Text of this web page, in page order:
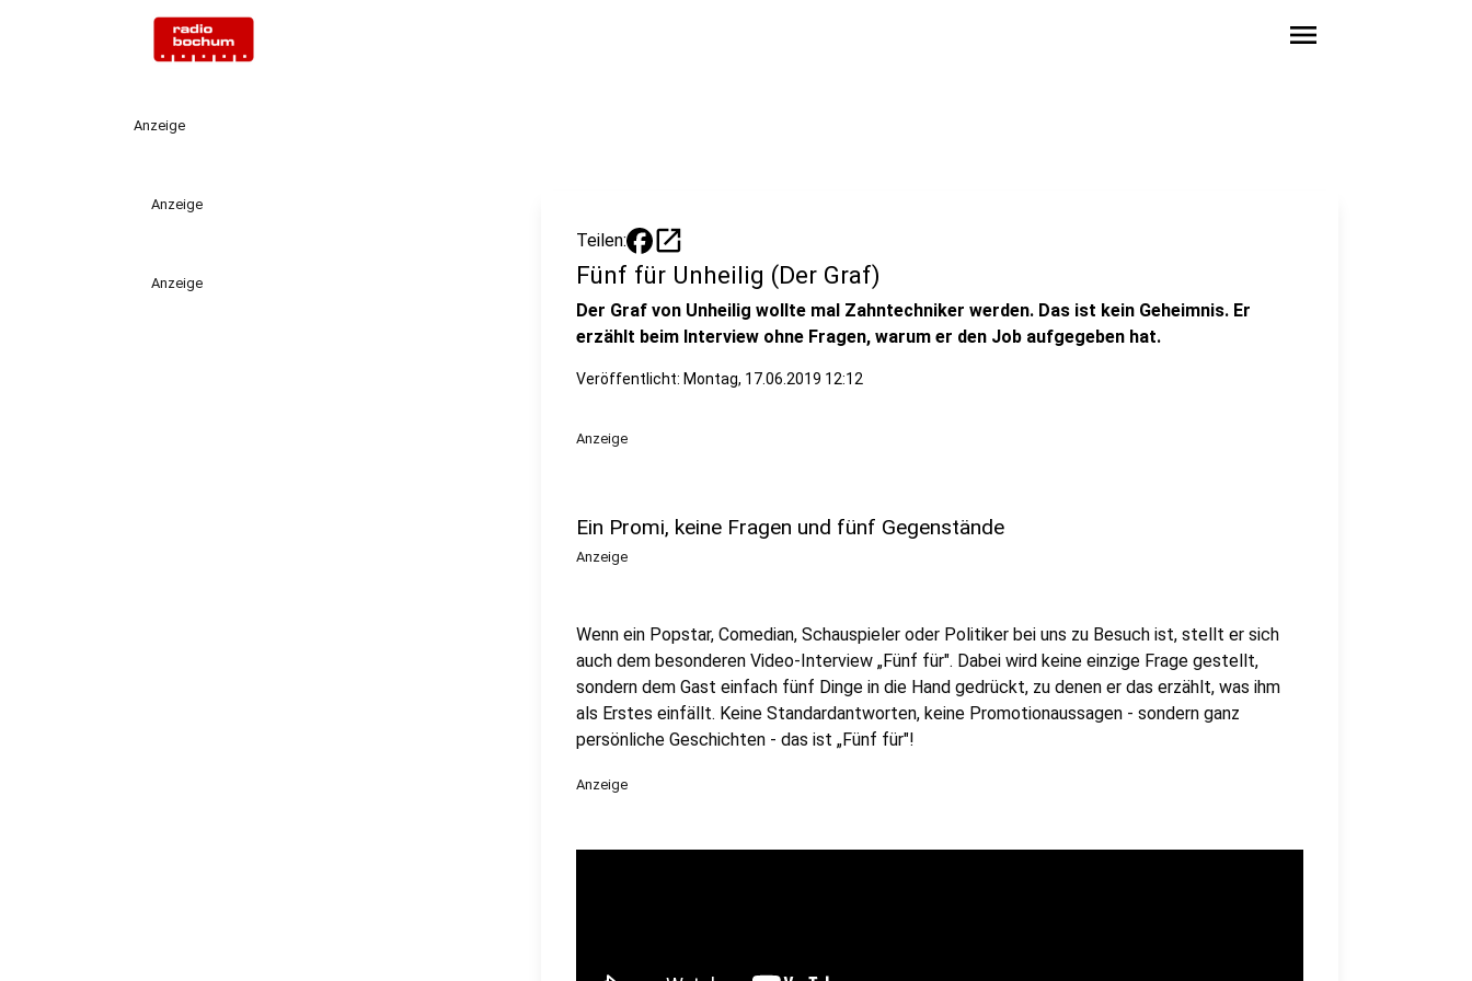
menu
Anzeige
Anzeige
Anzeige
Teilen: open_in_new
Fünf für Unheilig (Der Graf)
Der Graf von Unheilig wollte mal Zahntechniker werden. Das ist kein Geheimnis. Er
erzählt beim Interview ohne Fragen, warum er den Job aufgegeben hat.
Veröffentlicht: Montag, 17.06.2019 12:12
Anzeige
Ein Promi, keine Fragen und fünf Gegenstände
Anzeige
Wenn ein Popstar, Comedian, Schauspieler oder Politiker bei uns zu Besuch ist, stellt er sich
auch dem besonderen Video-Interview „Fünf für". Dabei wird keine einzige Frage gestellt,
sondern dem Gast einfach fünf Dinge in die Hand gedrückt, zu denen er das erzählt, was ihm
als Erstes einfällt. Keine Standardantworten, keine Promotionaussagen - sondern ganz
persönliche Geschichten - das ist „Fünf für"!
Anzeige